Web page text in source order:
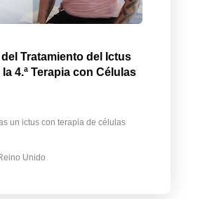
Tratamiento del Ictus
4.ª Terapia con Células
un ictus con terapia de células
Unido